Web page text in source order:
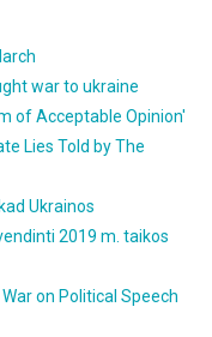
war to ukraine
of Acceptable Opinion'
Lies Told by The
Ukrainos
2019 m. taikos
on Political Speech